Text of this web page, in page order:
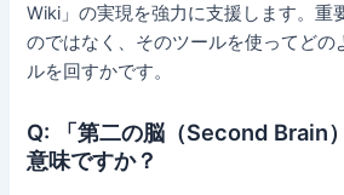
Wiki」の実現を強力に支援します。重
のではなく、そのツールを使ってどの
ルを回すかです。
Q: 「第二の脳（Second Brain
意味ですか？